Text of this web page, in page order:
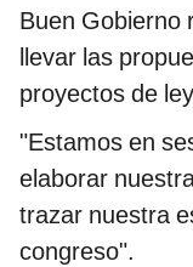
Buen Gobierno
llevar las
proyectos de
"Estamos en
elaborar
trazar nuestra
congreso".